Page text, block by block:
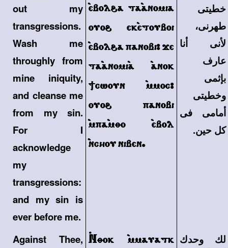
out my
transgressions.
Wash me
throughly from
mine iniquity,
and cleanse me
from my sin.
For I
acknowledge
my
transgressions:
and my sin is
ever before me.
`ebol\a ta`anomia
ouo\ ek`etouboi
`ebol\a panobi> je
ta`anomi`a `anok
;cwoun `mmoc>
ouo\ panobi
`mpa`mqo `ebol
``nchou niben.
خطيتى
طهرنى،
لأنى أنا
عارف
بإثمى
وخطيتى
أمامى فى
كل حين.
Against Thee, ~Nqok `mmauatk لك وحدك